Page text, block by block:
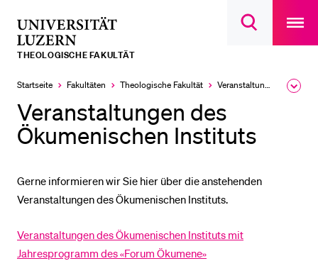
Suchdialog
main
THEOLOGISCHE FAKULTÄT
Startseite Fakultäten Theologische Fakultät Veranstaltungen
Veranstaltungen des
Ökumenischen Instituts
Gerne informieren wir Sie hier über die anstehenden
Veranstaltungen des Ökumenischen Instituts.
Veranstaltungen des Ökumenischen Instituts mit
Jahresprogramm des «Forum Ökumene»
LETZTE SUCHEN
Sie haben noch keine Suche getätigt.
Schulklassen und Lehrpersonen
Studien­interessierte
Forschende
Alumni